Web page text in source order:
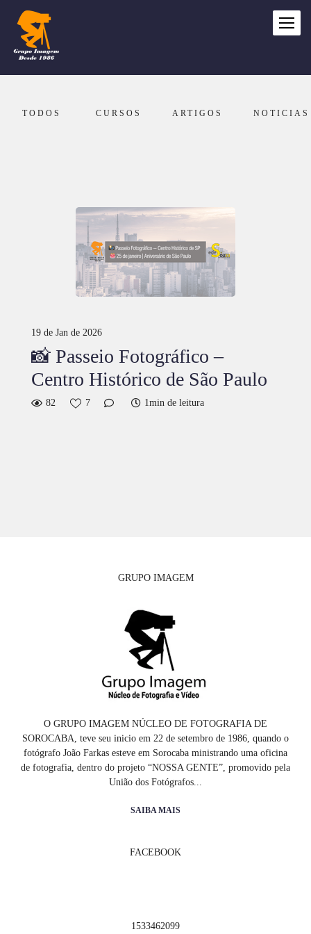
TODOS CURSOS ARTIGOS NOTICIAS
19 de Jan de 2026
📸 Passeio Fotográfico –
Centro Histórico de São Paulo
82 7 1min de leitura
GRUPO IMAGEM
O GRUPO IMAGEM NÚCLEO DE FOTOGRAFIA DE
SOROCABA, teve seu inicio em 22 de setembro de 1986, quando o
fotógrafo João Farkas esteve em Sorocaba ministrando uma oficina
de fotografia, dentro do projeto “NOSSA GENTE”, promovido pela
União dos Fotógrafos...
SAIBA MAIS
FACEBOOK
1533462099